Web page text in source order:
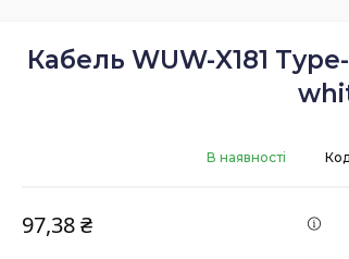
Кабель WUW-X181
В наявності
97,38 ₴